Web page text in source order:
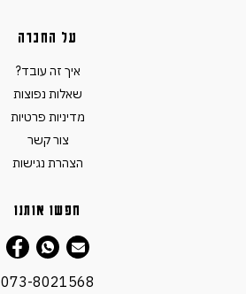
על החברה
איך זה עובד?
שאלות נפוצות
מדיניות פרטיות
צור קשר
הצהרת נגישות
חפשו אותנו
073-8021568